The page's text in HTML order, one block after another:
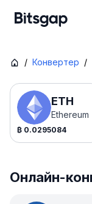
/ Конвертер /
ETH
Ethereum
₿ 0.0295084
Онлайн-